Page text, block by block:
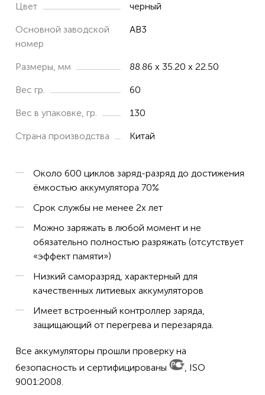
Цвет черный
Основной заводской
номер
AB3
Размеры, мм 88.86 x 35.20 x 22.50
Вес гр. 60
Вес в упаковке, гр. 130
Страна производства Китай
Около 600 циклов заряд-разряд до достижения
ёмкостью аккумулятора 70%
Срок службы не менее 2х лет
Можно заряжать в любой момент и не
обязательно полностью разряжать (отсутствует
«эффект памяти»)
Низкий саморазряд, характерный для
качественных литиевых аккумуляторов
Имеет встроенный контроллер заряда,
защищающий от перегрева и перезаряда.
Все аккумуляторы прошли проверку на
безопасность и сертифицированы
, ISO
9001:2008.